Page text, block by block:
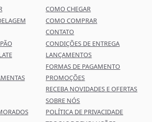
COMO CHEGAR
COMO COMPRAR
CONTATO
CONDIÇÕES DE ENTREGA
LANÇAMENTOS
FORMAS DE PAGAMENTO
PROMOÇÕES
RECEBA NOVIDADES E OFERTAS
SOBRE NÓS
POLÍTICA DE PRIVACIDADE